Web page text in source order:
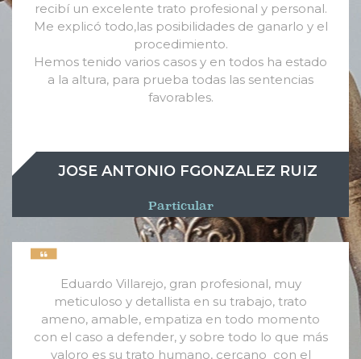
recibí un excelente trato profesional y personal.
Me explicó todo,las posibilidades de ganarlo y el
procedimiento.
Hemos tenido varios casos y en todos ha estado
a la altura, para prueba todas las sentencias
favorables.
JOSE ANTONIO FGONZALEZ RUIZ
Particular
Eduardo Villarejo, gran profesional, muy
meticuloso y detallista en su trabajo, trato
ameno, amable, empatiza en todo momento
con el caso a defender, y sobre todo lo que más
valoro es su trato humano, cercano con el